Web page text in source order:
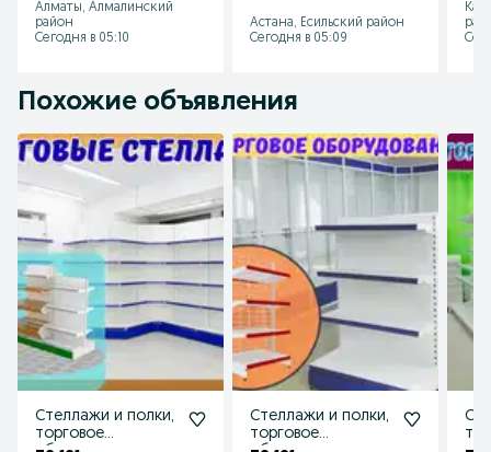
Алматы, Алмалинский
район
Сегодня в 05:10
Астана, Есильский район
Сегодня в 05:09
Похожие объявления
Стеллажи и полки,
торговое
Стеллажи и полки,
торговое